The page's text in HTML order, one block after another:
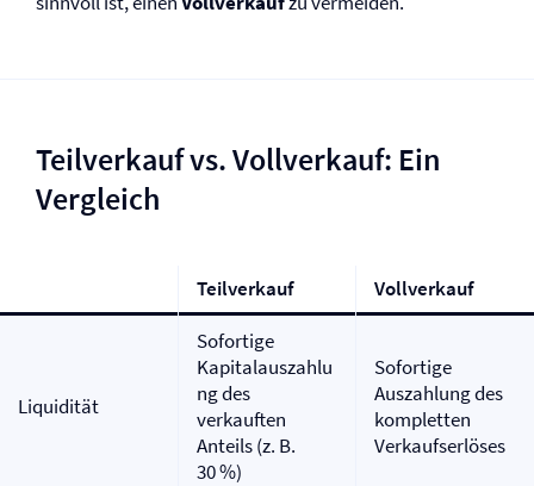
Teilverkauf vs. Vollverkauf: Ein
Vergleich
Teilverkauf Vollverkauf
Liquidität
Sofortige
Kapitalauszahlu
ng des
verkauften
Anteils (z. B.
30 %)
Sofortige
Auszahlung des
kompletten
Verkaufserlöses